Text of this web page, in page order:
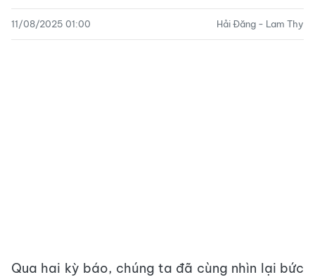
11/08/2025 01:00 Hải Đăng - Lam Thy
Qua hai kỳ báo, chúng ta đã cùng nhìn lại bức